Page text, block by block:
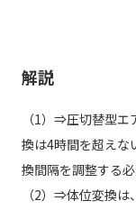
解説
（1）⇒圧切替型
換は4時間を超えな
換間隔を調整する必
（2）⇒体位変換